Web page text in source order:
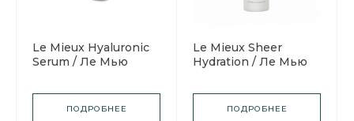
Le Mieux Hyaluronic
Serum / Ле Мью
Гиалуроновая
ПОДРОБНЕЕ
Le Mieux Sheer
Hydration / Ле Мью
"Абсолютное
увлажнение"
ПОДРОБНЕЕ